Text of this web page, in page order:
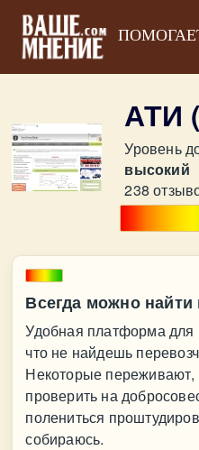
АТИ
Уровень
высокий
238
Всегда можно найти
Удобная платформа для
что не найдешь
Некоторые переживают,
проверить на
полениться
собираюсь.